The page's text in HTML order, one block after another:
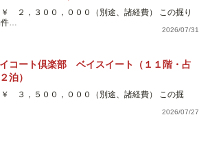
２，３００，０００（別途、諸経費） この掘り
件…
2026/07/31
コート倶楽部 ベイスイート（１１階・占
泊）
３，５００，０００（別途、諸経費） この掘
2026/07/27